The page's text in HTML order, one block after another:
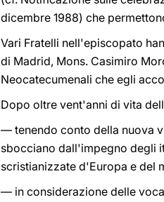
dicembre 1988) che
Vari Fratelli nell'episcopato
di Madrid, Mons. Casimiro
Neocatecumenali che egli
Dopo oltre vent'anni di vita
— tenendo conto della nuova
sbocciano dall'impegno degli
scristianizzate d'Europa e del
— in considerazione delle